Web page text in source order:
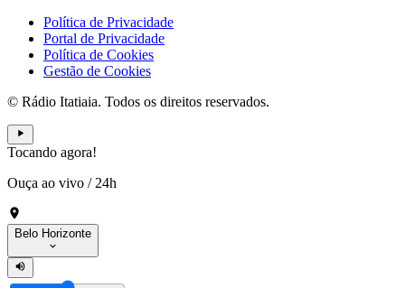
Política de Privacidade
Portal de Privacidade
Política de Cookies
Gestão de Cookies
© Rádio Itatiaia. Todos os direitos reservados.
Tocando agora!
Ouça ao vivo / 24h
Belo Horizonte